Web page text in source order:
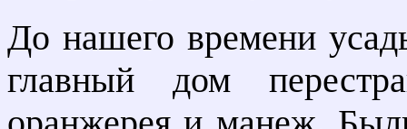
До нашего времени
главный дом